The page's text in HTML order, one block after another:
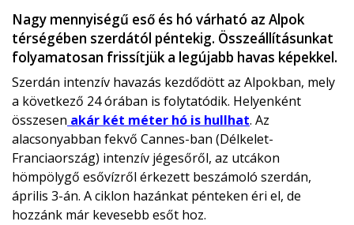
Nagy mennyiségű eső és hó várható az Alpok
térségében szerdától péntekig. Összeállításunkat
folyamatosan frissítjük a legújabb havas képekkel.
Szerdán intenzív havazás kezdődött az Alpokban, mely
a következő 24 órában is folytatódik. Helyenként
összesen akár két méter hó is hullhat. Az
alacsonyabban fekvő Cannes-ban (Délkelet-
Franciaország) intenzív jégesőről, az utcákon
hömpölygő esővízről érkezett beszámoló szerdán,
április 3-án. A ciklon hazánkat pénteken éri el, de
hozzánk már kevesebb esőt hoz.